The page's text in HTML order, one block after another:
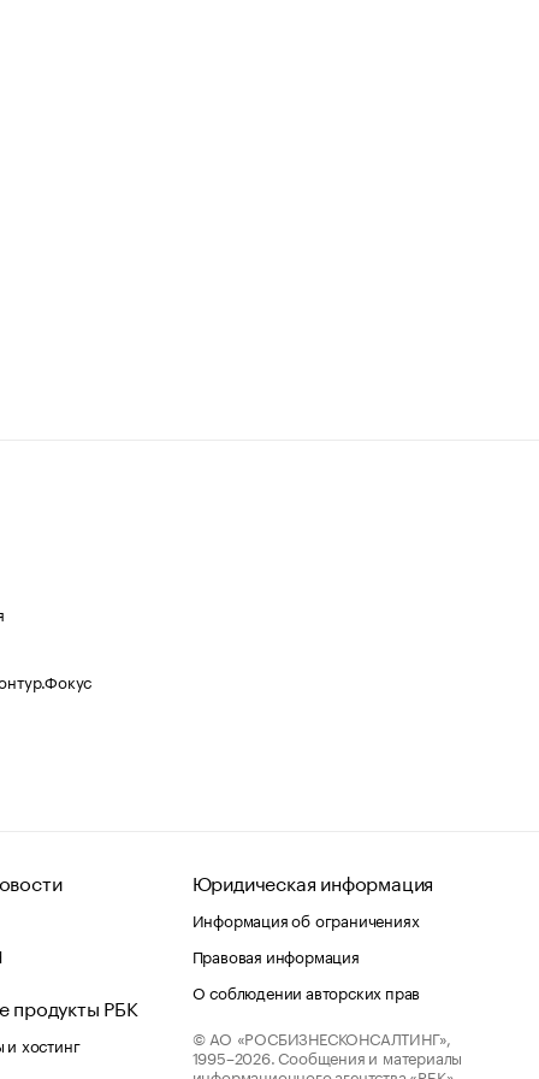
продукты РБК
хостинг
Юридическая информация
Информация об ограничениях
Правовая информация
О соблюдении авторских прав
© АО «РОСБИЗНЕСКОНСАЛТИНГ»,
1995–2026. Сообщения и материалы